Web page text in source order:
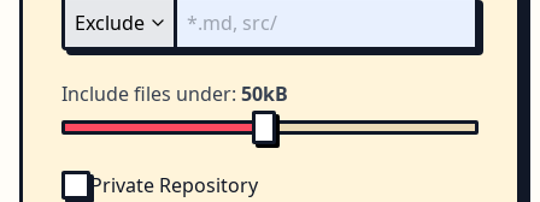
Include files under: 50kB
Private Repository